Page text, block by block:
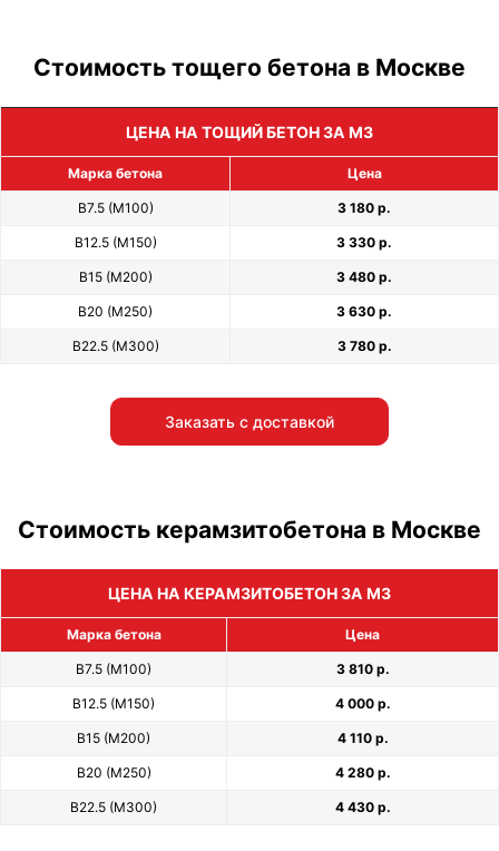
Стоимость тощего бетона в Москве
ЦЕНА НА ТОЩИЙ БЕТОН ЗА М3
Марка бетона Цена
В7.5 (М100) 3 180 р.
В12.5 (М150) 3 330 р.
В15 (М200) 3 480 р.
В20 (М250) 3 630 р.
В22.5 (М300) 3 780 р.
Заказать с доставкой
Стоимость керамзитобетона в Москве
ЦЕНА НА КЕРАМЗИТОБЕТОН ЗА М3
Марка бетона Цена
В7.5 (М100) 3 810 р.
В12.5 (М150) 4 000 р.
В15 (М200) 4 110 р.
В20 (М250) 4 280 р.
В22.5 (М300) 4 430 р.